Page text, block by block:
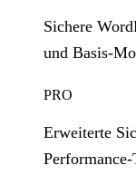
Sichere
und
PRO
Erweiterte